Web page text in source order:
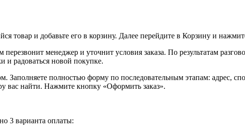
товар и добавьте его в корзину. Далее перейдите в Корзину и
менеджер и уточнит условия заказа. По результатам
и радоваться новой покупке.
полностью форму по последовательным этапам: адрес,
вас найти. Нажмите кнопку «Оформить заказ».
3 варианта оплаты: